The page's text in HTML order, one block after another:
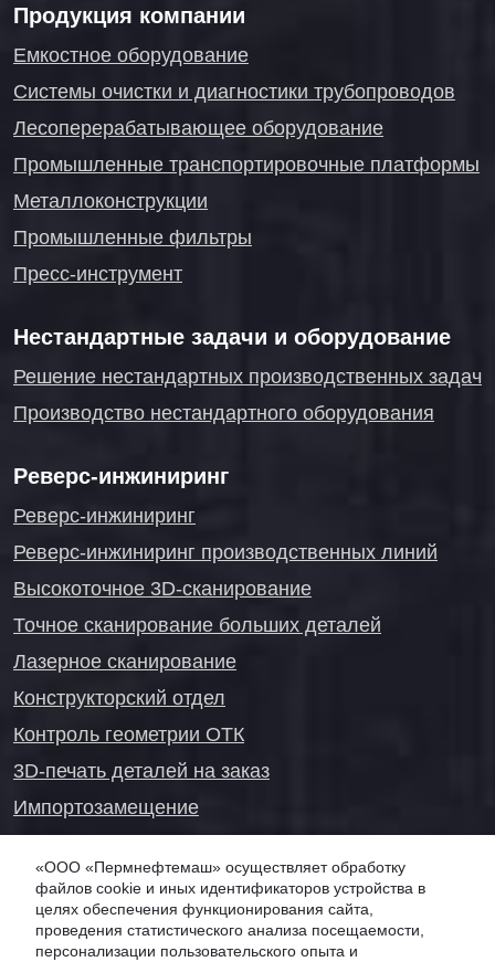
Продукция компании
Емкостное оборудование
Системы очистки и диагностики трубопроводов
Лесоперерабатывающее оборудование
Промышленные транспортировочные платформы
Металлоконструкции
Промышленные фильтры
Пресс-инструмент
Нестандартные задачи и оборудование
Решение нестандартных производственных задач
Производство нестандартного оборудования
Реверс-инжиниринг
Реверс-инжиниринг
Реверс-инжиниринг производственных линий
Высокоточное 3D-сканирование
Точное сканирование больших деталей
Лазерное сканирование
Конструкторский отдел
Контроль геометрии ОТК
3D-печать деталей на заказ
Импортозамещение
Онлайн-консультация
«ООО «Пермнефтемаш» осуществляет обработку
файлов cookie и иных идентификаторов устройства в
целях обеспечения функционирования сайта,
проведения статистического анализа посещаемости,
персонализации пользовательского опыта и